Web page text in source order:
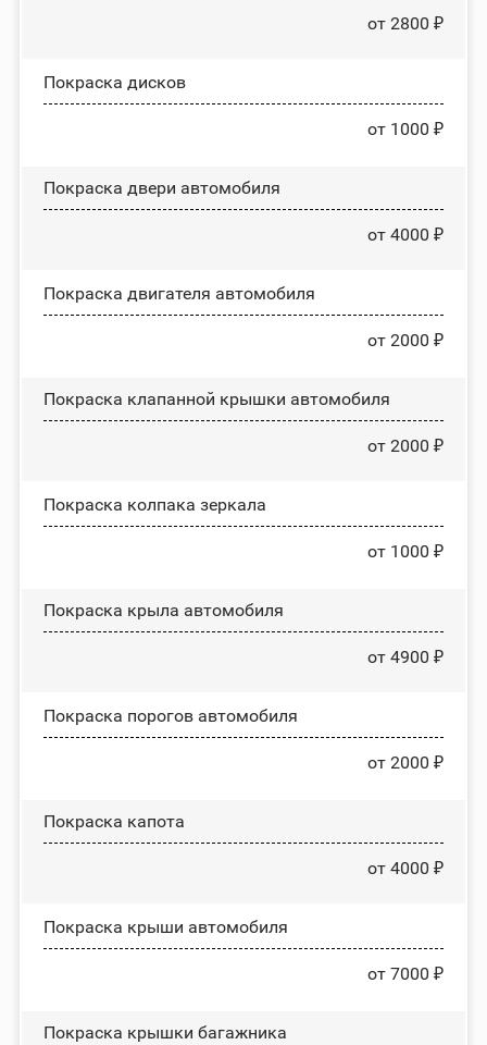
от 2800 ₽
Покраска дисков
от 1000 ₽
Покраска двери автомобиля
от 4000 ₽
Покраска двигателя автомобиля
от 2000 ₽
Покраска клапанной крышки автомобиля
от 2000 ₽
Покраска колпака зеркала
от 1000 ₽
Покраска крыла автомобиля
от 4900 ₽
Покраска порогов автомобиля
от 2000 ₽
Покраска капота
от 4000 ₽
Покраска крыши автомобиля
от 7000 ₽
Покраска крышки багажника